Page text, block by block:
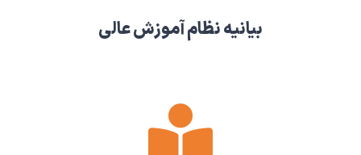
بیانیه نظام آموزش عالی